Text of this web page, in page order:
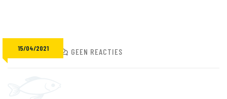
15/04/2021
ADMIN GEEN REACTIES